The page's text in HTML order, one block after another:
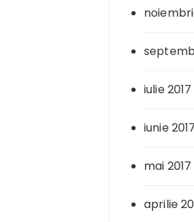
iulie 2017
iunie 2017
mai 2017
aprilie